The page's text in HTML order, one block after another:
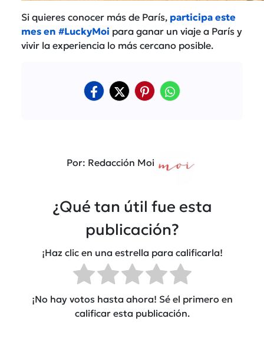
Si quieres conocer más de París, participa este
mes en #LuckyMoi para ganar un viaje a París y
vivir la experiencia lo más cercano posible.
Por: Redacción Moi
¿Qué tan útil fue esta
publicación?
¡Haz clic en una estrella para calificarla!
¡No hay votos hasta ahora! Sé el primero en
calificar esta publicación.